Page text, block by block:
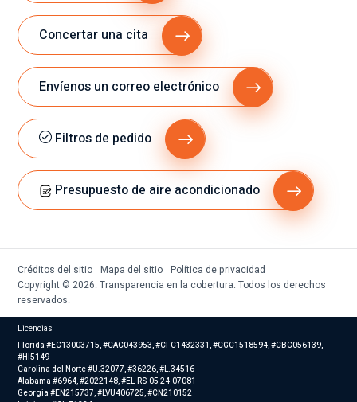
Concertar una cita
Envíenos un correo electrónico
Filtros de pedido
Presupuesto de aire acondicionado
Créditos del sitio Mapa del sitio Política de privacidad
Copyright © 2026. Transparencia en la cobertura. Todos los derechos
reservados.
Licencias
Florida #EC13003715, #CAC043953, #CFC1432331, #CGC1518594, #CBC056139,
#HI5149
Carolina del Norte #U.32077, #36226, #L.34516
Alabama #6964, #2022148, #EL-RS-05 24-07081
Georgia #EN215737, #LVU406725, #CN210152